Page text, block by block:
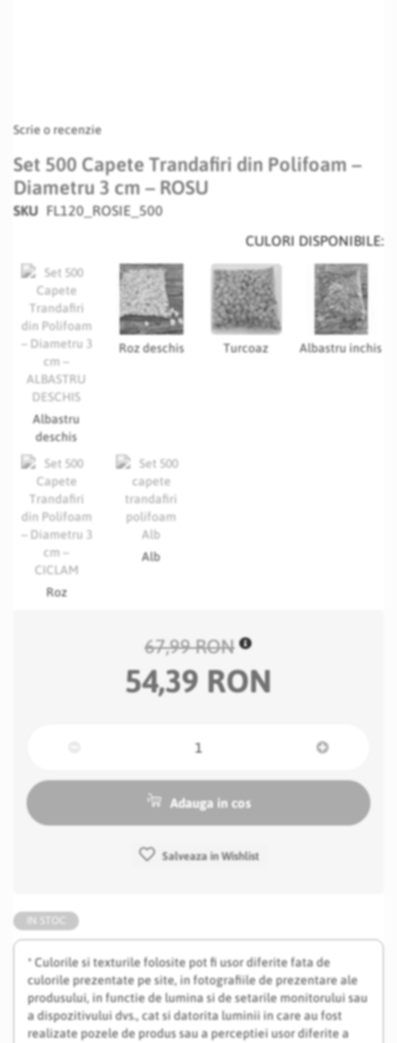
Scrie o recenzie
Set 500 Capete Trandafiri din Polifoam –
Diametru 3 cm – ROSU
SKU FL120_ROSIE_500
* Culorile si texturile folosite pot fi usor diferite fata de
culorile prezentate pe site, in fotografiile de prezentare ale
produsului, in functie de lumina si de setarile monitorului sau
a dispozitivului dvs., cat si datorita luminii in care au fost
realizate pozele de produs sau a perceptiei usor diferite a
CULORI DISPONIBILE:
Albastru
deschis
Roz deschis Turcoaz Albastru inchis
Roz
Alb
67,99 RON
54,39 RON
Adauga in cos
Salveaza in Wishlist